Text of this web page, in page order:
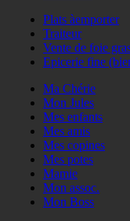
Plats àemporter
Traiteur
Vente de foie
Epicerie fine
Ma Chérie
Mon Jules
Mes enfants
Mes amis
Mes copines
Mes potes
Mamie
Mon assoc.
Mon Boss